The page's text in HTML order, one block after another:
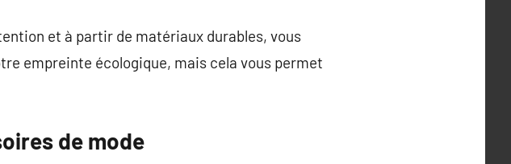
et à partir de matériaux durables, vous
empreinte écologique, mais cela vous permet
de mode